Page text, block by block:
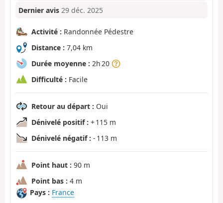
Dernier avis 29 déc. 2025
Activité : Randonnée Pédestre
Distance : 7,04 km
Durée moyenne : 2h 20
Difficulté : Facile
Retour au départ : Oui
Dénivelé positif : + 115 m
Dénivelé négatif : - 113 m
Point haut : 90 m
Point bas : 4 m
Pays : France